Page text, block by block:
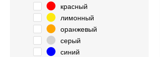
красный
лимонный
оранжевый
серый
синий